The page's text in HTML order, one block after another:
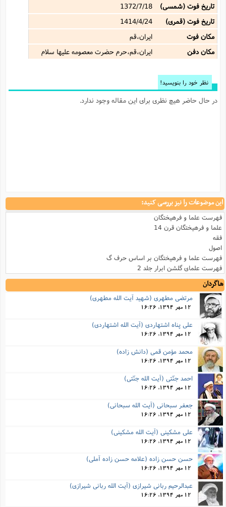
تاریخ فوت (شمسی)
1372/7/18
تاریخ فوت (قمری)
1414/4/24
مکان فوت
ایران،قم
مکان دفن
ایران،قم،حرم حضرت معصومه علیها سلام
نظر خود را بنویسید!
در حال حاضر هیچ نظری برای این مقاله وجود ندارد.
این موضوعات را نیز بررسی کنید:
فهرست علما و فرهیختگان
علما و فرهیختگان قرن 14
فقه
اصول
فهرست علما و فرهیختگان بر اساس حرف گ
فهرست علمای گلشن ابرار جلد 2
شاگردان
مرتضی مطهری (شهید آیت الله مطهری)
12 مهر 1394, 16:26
علی پناه اشتهاردی (آیت الله اشتهاردی)
12 مهر 1394, 16:26
محمد مؤمن قمی (دانش زاده)
12 مهر 1394, 16:26
احمد جنّتی (آیت الله جنّتی)
12 مهر 1394, 16:26
جعفر سبحانی (آیت الله سبحانی)
12 مهر 1394, 16:26
علی مشکینی (آیت الله مشکینی)
12 مهر 1394, 16:26
حسن حسن زاده (علامه حسن زاده آملی)
12 مهر 1394, 16:26
عبدالرحیم ربانی شیرازی (آیت الله ربانی شیرازی)
12 مهر 1394, 16:26